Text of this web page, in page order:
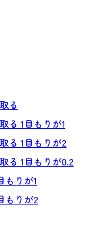
る
る 1目もりが1
る 1目もりが2
る 1目もりが0.2
りが1
もりが2